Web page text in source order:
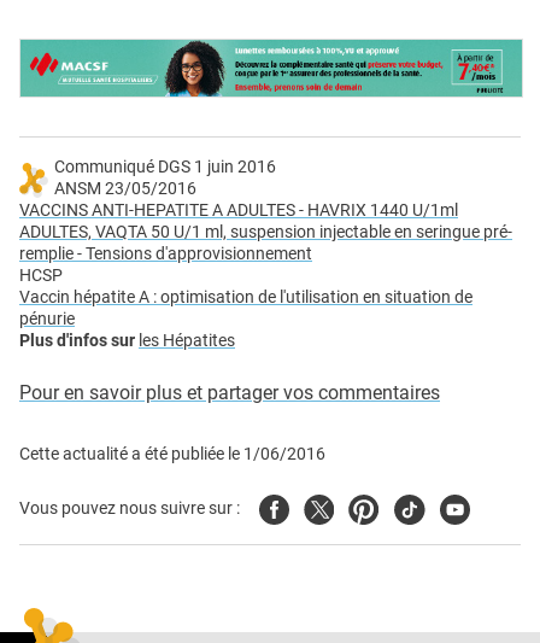
Communiqué DGS 1 juin 2016
ANSM 23/05/2016
VACCINS ANTI-HEPATITE A ADULTES - HAVRIX 1440 U/1ml
ADULTES, VAQTA 50 U/1 ml, suspension injectable en seringue pré-
remplie - Tensions d'approvisionnement
HCSP
Vaccin hépatite A : optimisation de l'utilisation en situation de
pénurie
Plus d'infos sur les Hépatites
Pour en savoir plus et partager vos commentaires
Cette actualité a été publiée le 1/06/2016
Vous pouvez nous suivre sur : FacebookTwitterPinterest
TiktokYoutube